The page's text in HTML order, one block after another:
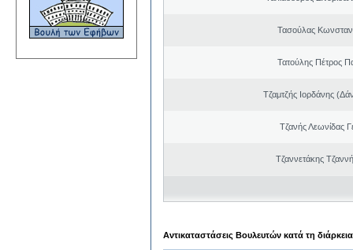
Τασούλας
Τατούλης Πέτρος
Τζαμτζής Ιορδάνης
Τζανής Λεωνίδας
Τζαννετάκης
Αντικαταστάσεις Βουλευτών κατά τη